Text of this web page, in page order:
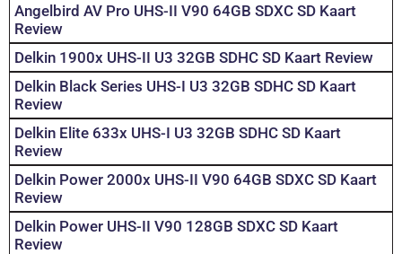
Angelbird AV Pro UHS-II V90 64GB SDXC SD Kaart
Review
Delkin 1900x UHS-II U3 32GB SDHC SD Kaart Review
Delkin Black Series UHS-I U3 32GB SDHC SD Kaart
Review
Delkin Elite 633x UHS-I U3 32GB SDHC SD Kaart
Review
Delkin Power 2000x UHS-II V90 64GB SDXC SD Kaart
Review
Delkin Power UHS-II V90 128GB SDXC SD Kaart
Review